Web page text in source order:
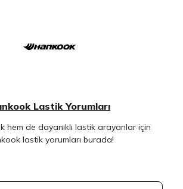
Lastik Yorumları
hem de dayanıklı lastik arayanlar için
lastik yorumları burada!